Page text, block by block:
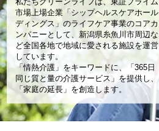
市場上場企業「シップヘルスケアホール
ディングス」のライフケア事業のコアカ
ンパニーとして、新潟県糸魚川市周辺な
ど全国各地で地域に愛される施設を運営
しています。
「情熱介護」をキーワードに、「365日
同じ質と量の介護サービス」を提供し、
「家庭の延長」を創造します。